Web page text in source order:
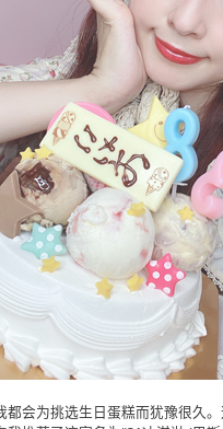
都会为挑选生日蛋糕而犹豫很久